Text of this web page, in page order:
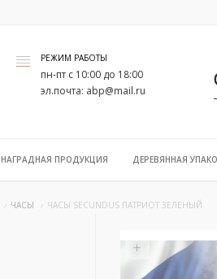
РЕЖИМ РАБОТЫ
пн-пт с 10:00 до 18:00
эл.почта: abp@mail.ru
НАГРАДНАЯ ПРОДУКЦИЯ ДЕРЕВЯННАЯ
ЧАСЫ ЧАСЫ SECUNDUS ПАТРИОТ ЗЕЛЕНЫЙ
+